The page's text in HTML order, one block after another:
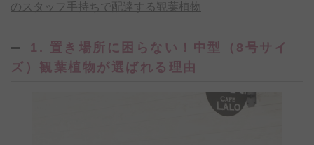
のスタッフ手持ちで配達する観葉植物
1. 置き場所に困らない！中型（8号サイ
ズ）観葉植物が選ばれる理由